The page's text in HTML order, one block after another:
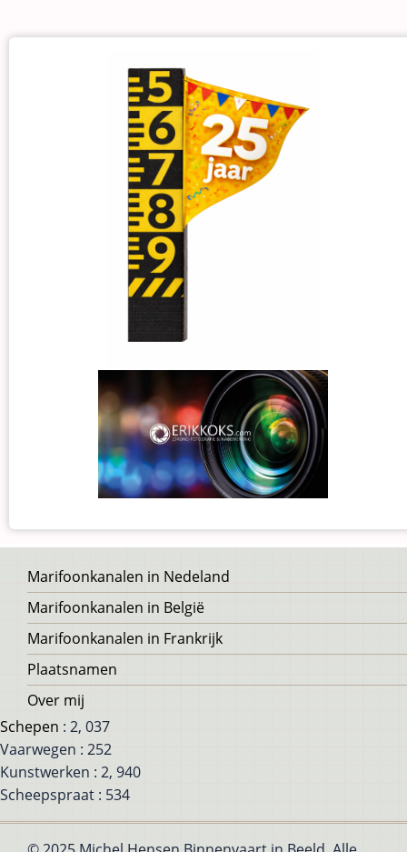
Voet
Marifoonkanalen in Nedeland
Marifoonkanalen in België
Marifoonkanalen in Frankrijk
Plaatsnamen
Over mij
Schepen : 2, 037
Vaarwegen : 252
Kunstwerken : 2, 940
Scheepspraat : 534